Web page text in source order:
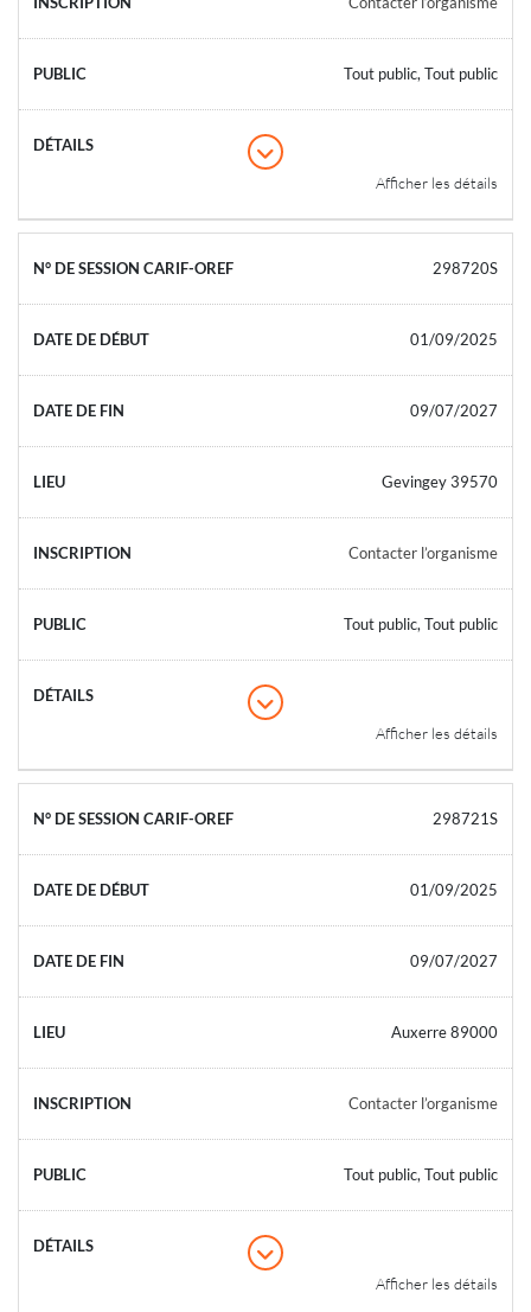
Tout public, Tout public
Afficher les détails
298720S
01/09/2025
09/07/2027
Gevingey 39570
Contacter l’organisme
Tout public, Tout public
Afficher les détails
298721S
01/09/2025
09/07/2027
Auxerre 89000
Contacter l’organisme
Tout public, Tout public
Afficher les détails